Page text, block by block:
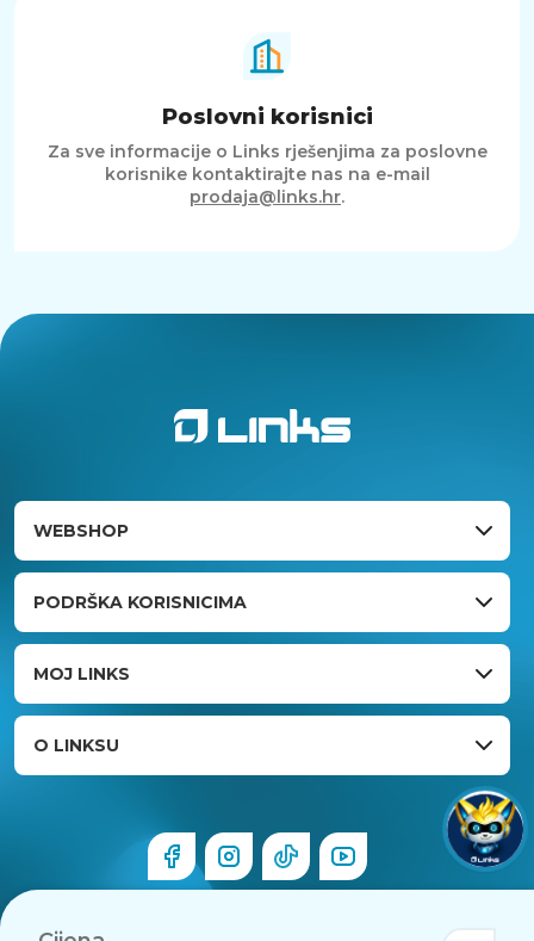
Poslovni korisnici
Za sve informacije o Links rješenjima za poslovne
korisnike kontaktirajte nas na e-mail
prodaja@links.hr.
WEBSHOP
PODRŠKA KORISNICIMA
MOJ LINKS
O LINKSU